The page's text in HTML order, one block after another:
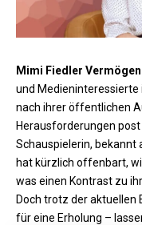
Mimi Fiedler Vermögen
und
nach ihrer öffentlichen
Herausforderungen
Schauspielerin, bekannt
hat kürzlich offenbart,
was einen Kontrast zu
Doch trotz der aktuellen
für eine Erholung –